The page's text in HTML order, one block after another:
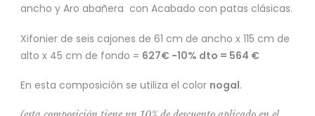
ancho y Aro abañera con Acabado con patas clásicas.
Xifonier de seis cajones de 61 cm de ancho x 115 cm de
alto x 45 cm de fondo = 627€ -10% dto = 564 €
En esta composición se utiliza el color nogal.